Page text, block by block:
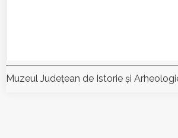
Muzeul Judeţean de Istorie şi